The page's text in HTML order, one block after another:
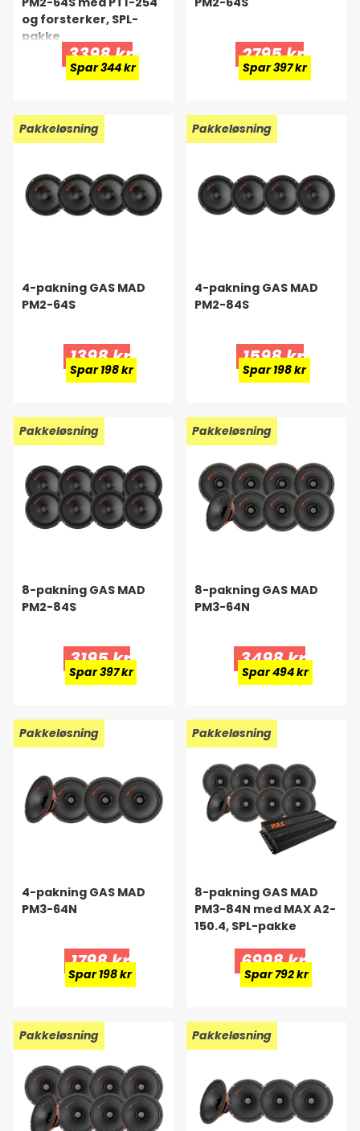
og forsterker, SPL-
pakke
3398 kr
Spar 344 kr
2795 kr
Spar 397 kr
Ny!
Pakkeløsning
4-pakning GAS MAD
PM2-64S
1398 kr
Spar 198 kr
Ny!
Pakkeløsning
4-pakning GAS MAD
PM2-84S
1598 kr
Spar 198 kr
Ny!
Pakkeløsning
8-pakning GAS MAD
PM2-84S
3195 kr
Spar 397 kr
Ny!
Pakkeløsning
8-pakning GAS MAD
PM3-64N
3498 kr
Spar 494 kr
Ny!
Pakkeløsning
4-pakning GAS MAD
PM3-64N
1798 kr
Spar 198 kr
Ny!
Pakkeløsning
8-pakning GAS MAD
PM3-84N med MAX A2-
150.4, SPL-pakke
6998 kr
Spar 792 kr
Ny!
Pakkeløsning Ny!
Pakkeløsning